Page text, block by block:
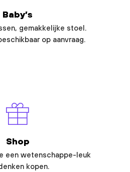
Baby’s
gemakkelijke stoel.
op aanvraag.
Shop
een wetenschappe-leuk
kopen.